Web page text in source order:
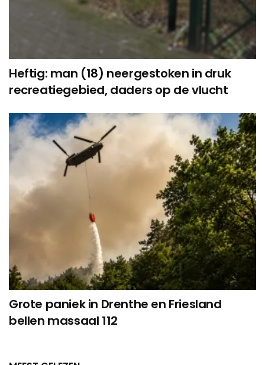
Heftig: man (18) neergestoken in druk
recreatiegebied, daders op de vlucht
Grote paniek in Drenthe en Friesland
bellen massaal 112